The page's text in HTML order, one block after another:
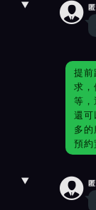

提
求
等，
還
多
預約
